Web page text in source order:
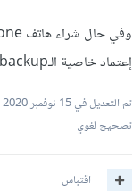
إعتماد خاصية الـbackup التي تُقدمها شركة apple لمستخدميها
تم التعديل في15 نوفمبر 2020
تصحيح لغوي
اقتباس